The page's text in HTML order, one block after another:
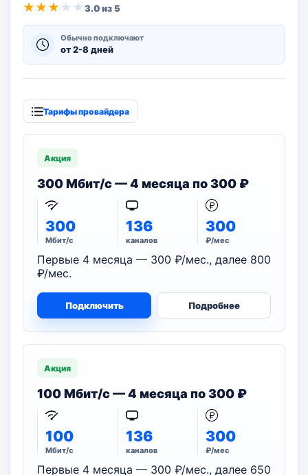
★ ★ ★ ★ ★3.0 из 5
Обычно подключают
от 2-8 дней
Тарифы провайдера
Акция
300 Мбит/с — 4 месяца по 300 ₽
300
Мбит/с
136
каналов
300
₽/мес
Первые 4 месяца — 300 ₽/мес., далее 800
₽/мес.
Подключить Подробнее
Акция
100 Мбит/с — 4 месяца по 300 ₽
100
Мбит/с
136
каналов
300
₽/мес
Первые 4 месяца — 300 ₽/мес., далее 650